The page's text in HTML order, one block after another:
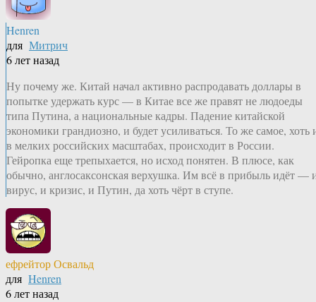
Henren
для Митрич
6 лет назад
Ну почему же. Китай начал активно распродавать доллары в
попытке удержать курс — в Китае все же правят не людоеды
типа Путина, а национальные кадры. Падение китайской
экономики грандиозно, и будет усиливаться. То же самое, хоть
в мелких российских масштабах, происходит в России.
Гейропка еще трепыхается, но исход понятен. В плюсе, как
обычно, англосаксонская верхушка. Им всё в прибыль идёт —
вирус, и кризис, и Путин, да хоть чёрт в ступе.
ефрейтор Освальд
для Henren
6 лет назад